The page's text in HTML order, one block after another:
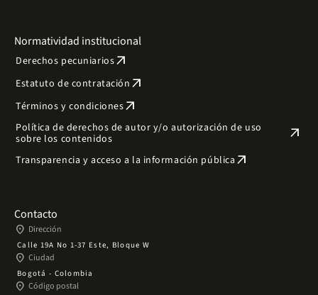
Normatividad institucional
Derechos pecuniariosarrow_outward
Estatuto de contratación arrow_outward
Términos y condicionesarrow_outward
Política de derechos de autor y/o autorización de uso
sobre los contenidos
arrow_outward
Transparencia y acceso a la información pública arrow_outward
Contacto
place Dirección
Calle 19A No 1-37 Este, Bloque W
place Ciudad
Bogotá - Colombia
place Código postal